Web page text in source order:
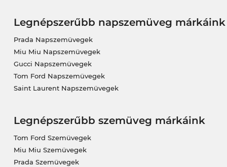
Legnépszerűbb napszemüveg márkáink
Prada Napszemüvegek
Miu Miu Napszemüvegek
Gucci Napszemüvegek
Tom Ford Napszemüvegek
Saint Laurent Napszemüvegek
Legnépszerűbb szemüveg márkáink
Tom Ford Szemüvegek
Miu Miu Szemüvegek
Prada Szemüvegek